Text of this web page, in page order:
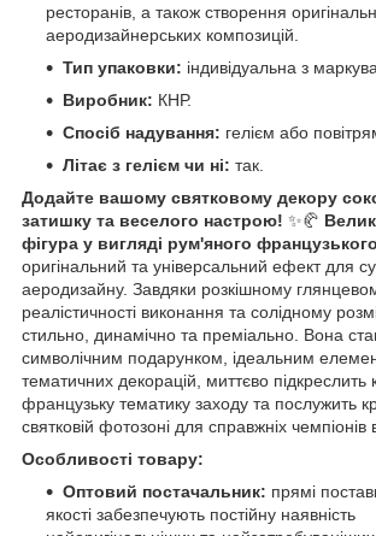
ресторанів, а також створення
аеродизайнерських композицій.
Тип упаковки: індивідуальна з
Виробник: КНР.
Спосіб надування: гелієм або
Літає з гелієм чи ні: так.
Додайте вашому святковому декору
затишку та веселого настрою! ✨🥐
фігура у вигляді рум'яного
оригінальний та універсальний ефект для
аеродизайну. Завдяки розкішному
реалістичності виконання та солідному
стильно, динамічно та преміально. Вона
символічним подарунком, ідеальним
тематичних декорацій, миттєво підкреслить
французьку тематику заходу та послужить
святковій фотозоні для справжніх чемпіонів
Особливості товару:
Оптовий постачальник: прямі
якості забезпечують постійну наявність